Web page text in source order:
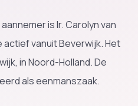
is Ir. Carolyn van
vanuit Beverwijk. Het
in Noord-Holland. De
als eenmanszaak.